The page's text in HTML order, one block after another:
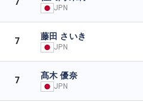
JPN
7 藤田 さいき
JPN
7 髙木 優奈
JPN